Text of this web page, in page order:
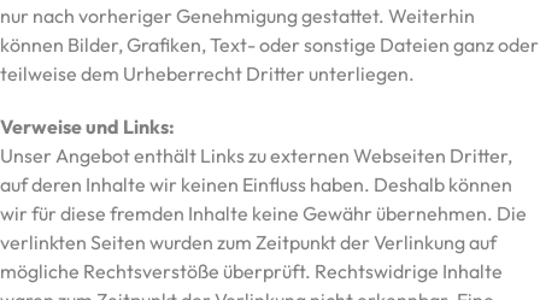
nur nach vorheriger Genehmigung gestattet. Weiterhin
können Bilder, Grafiken, Text- oder sonstige Dateien ganz oder
teilweise dem Urheberrecht Dritter unterliegen.
Verweise und Links:
Unser Angebot enthält Links zu externen Webseiten Dritter,
auf deren Inhalte wir keinen Einfluss haben. Deshalb können
wir für diese fremden Inhalte keine Gewähr übernehmen. Die
verlinkten Seiten wurden zum Zeitpunkt der Verlinkung auf
mögliche Rechtsverstöße überprüft. Rechtswidrige Inhalte